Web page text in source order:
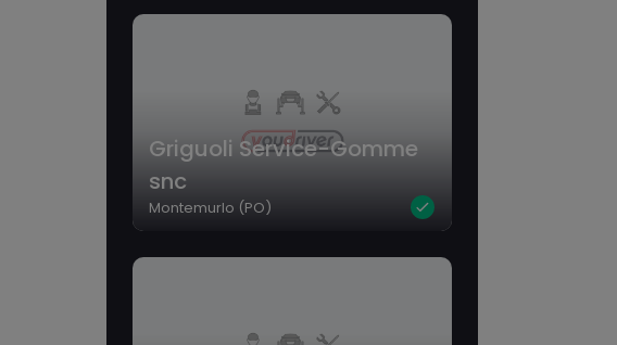
Griguoli Service-Gomme
snc
Montemurlo (PO)